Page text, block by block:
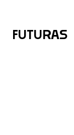
FUTURAS